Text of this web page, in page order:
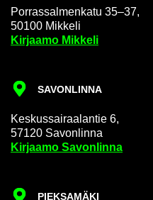
Por­ras­sal­men­ka­tu 35–37,
50100 Mik­ke­li
Kir­jaa­mo Mik­ke­li
SA­VON­LIN­NA
Kes­kus­sai­raa­lan­tie 6,
57120 Sa­von­lin­na
Kir­jaa­mo Sa­von­lin­na
PIEK­SA­MÄ­KI